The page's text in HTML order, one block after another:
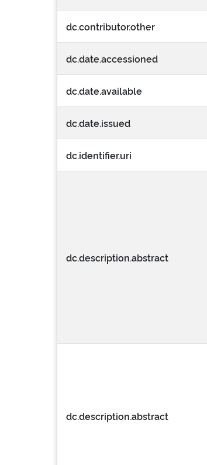
dc.contributor.other
dc.date.accessioned
dc.date.available
dc.date.issued
dc.identifier.uri
dc.description.abstract
dc.description.abstract